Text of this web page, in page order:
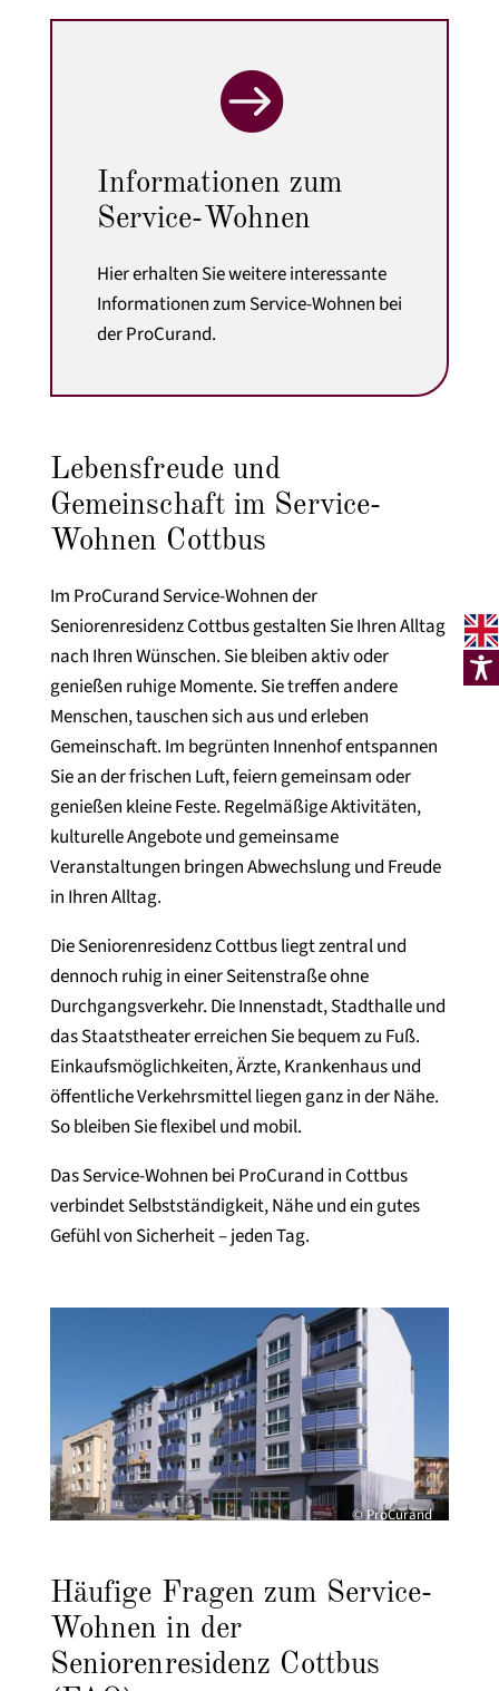

Informationen zum
Service-Wohnen
Hier erhalten Sie weitere interessante
Informationen zum Service-Wohnen bei
der ProCurand.
Lebensfreude und
Gemeinschaft im Service-
Wohnen Cottbus
Im ProCurand Service-Wohnen der
Seniorenresidenz Cottbus gestalten Sie Ihren Alltag
nach Ihren Wünschen. Sie bleiben aktiv oder
genießen ruhige Momente. Sie treffen andere
Menschen, tauschen sich aus und erleben
Gemeinschaft. Im begrünten Innenhof entspannen
Sie an der frischen Luft, feiern gemeinsam oder
genießen kleine Feste. Regelmäßige Aktivitäten,
kulturelle Angebote und gemeinsame
Veranstaltungen bringen Abwechslung und Freude
in Ihren Alltag.
Die Seniorenresidenz Cottbus liegt zentral und
dennoch ruhig in einer Seitenstraße ohne
Durchgangsverkehr. Die Innenstadt, Stadthalle und
das Staatstheater erreichen Sie bequem zu Fuß.
Einkaufsmöglichkeiten, Ärzte, Krankenhaus und
öffentliche Verkehrsmittel liegen ganz in der Nähe.
So bleiben Sie flexibel und mobil.
Das Service-Wohnen bei ProCurand in Cottbus
verbindet Selbstständigkeit, Nähe und ein gutes
Gefühl von Sicherheit – jeden Tag.
© ProCurand
Häufige Fragen zum Service-
Wohnen in der
Seniorenresidenz Cottbus